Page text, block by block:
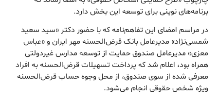
برنامه‌های نوینی برای توسعه این بخش دارد.
در مراسم امضای این تفاهم‌نامه که با حضور دکتر «سید سعید
شمسی‌نژاد» مدیرعامل بانک قرض‌الحسنه مهر ایران و «عباس
معزی» مدیرعامل صندوق حمایت از توسعه مدارس غیردولتی
همراه بود، اعلام شد که پرداخت تسهیلات قرض‌الحسنه به افراد
معرفی شده از سوی صندوق، از محل وجوه حساب قرض‌الحسنه
ویژه شخص حقوقی انجام می‌شود.